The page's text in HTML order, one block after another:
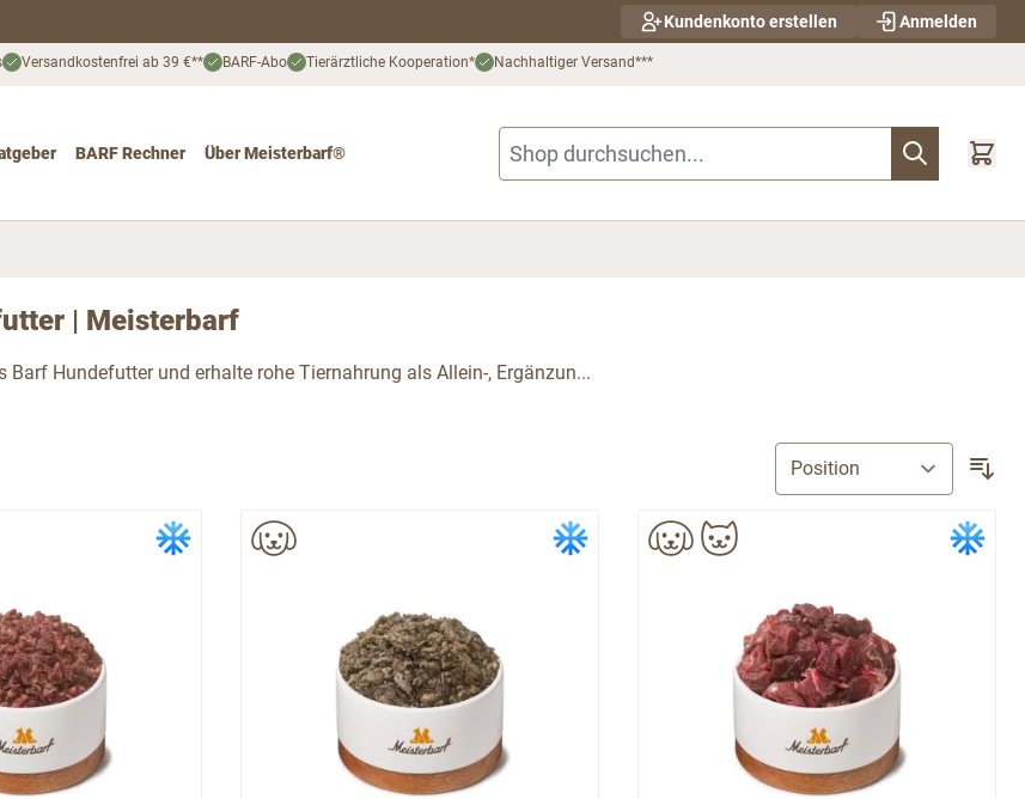
Kundenkonto erstellen Anmelden
Versandkostenfrei ab 39 €** BARF-Abo Tierärztliche Kooperation* Nachhaltiger Versand***
BARF Rechner Über Meisterbarf®
| Meisterbarf
Barf Hundefutter und erhalte rohe Tiernahrung als Allein-, Ergänzun...